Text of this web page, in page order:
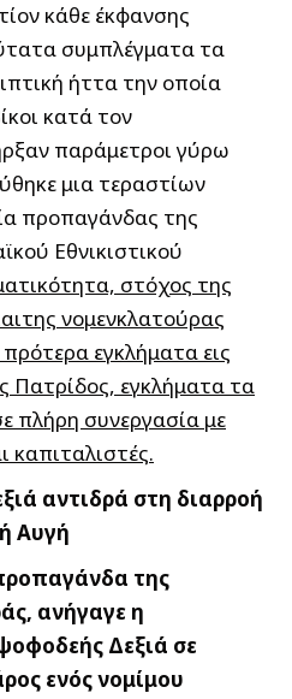
κάθε έκφανσης
συμπλέγματα τα
ήττα την οποία
κατά τον
παράμετροι γύρω
μια τεραστίων
προπαγάνδας της
Εθνικιστικού
στόχος της
νομενκλατούρας
εγκλήματα εις
Πατρίδος, εγκλήματα τα
πλήρη συνεργασία με
καπιταλιστές.
αντιδρά στη διαρροή
Αυγή
της
ανήγαγε η
Δεξιά σε
ενός νομίμου